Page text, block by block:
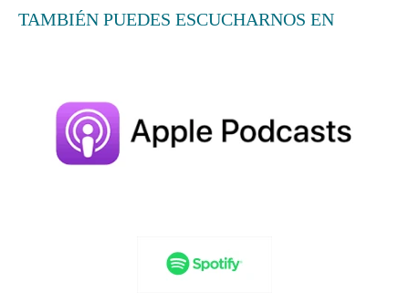
TAMBIÉN PUEDES ESCUCHARNOS EN